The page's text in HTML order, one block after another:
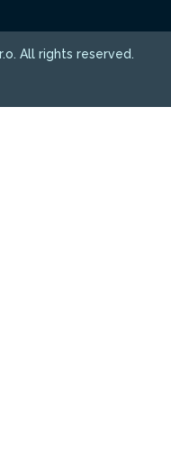
All rights reserved.